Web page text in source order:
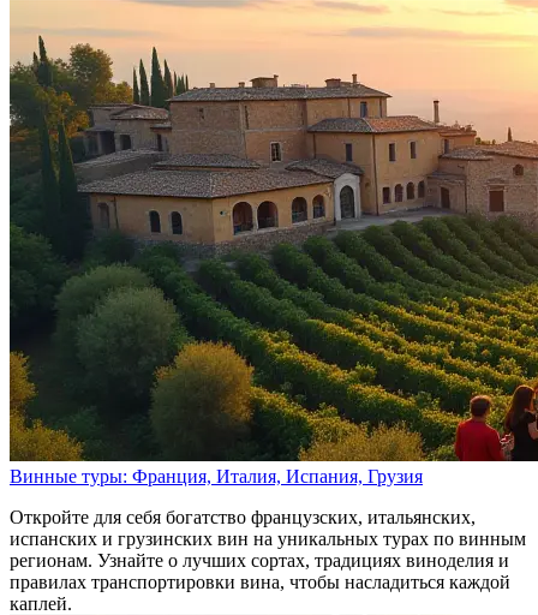
Винные туры: Франция, Италия, Испания, Грузия
Откройте для себя богатство французских, итальянских,
испанских и грузинских вин на уникальных турах по винным
регионам. Узнайте о лучших сортах, традициях виноделия и
правилах транспортировки вина, чтобы насладиться каждой
каплей.